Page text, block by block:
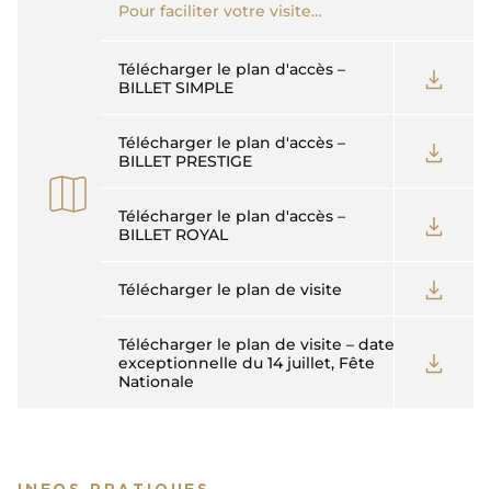
Pour faciliter votre visite…
Télécharger le plan d'accès –
BILLET SIMPLE
Télécharger le plan d'accès –
BILLET PRESTIGE
Télécharger le plan d'accès –
BILLET ROYAL
Télécharger le plan de visite
Télécharger le plan de visite – date
exceptionnelle du 14 juillet, Fête
Nationale